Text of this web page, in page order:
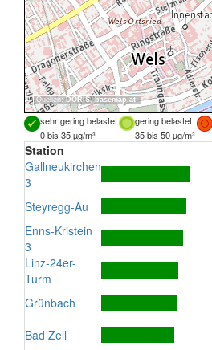
Quellen: DORIS, basemap.at
sehr gering belastet gering belastet
0 bis 35 µg/m³
35 bis 50 µg/m³
Station
Gallneukirchen
3
Steyregg-Au
Enns-Kristein
3
Linz-24er-
Turm
Grünbach
Bad Zell